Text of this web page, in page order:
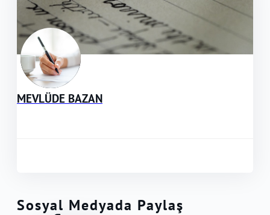
MEVLÜDE BAZAN
Sosyal Medyada Paylaş